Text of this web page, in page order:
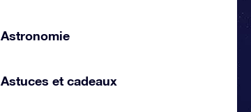
Astronomie
Astuces et cadeaux